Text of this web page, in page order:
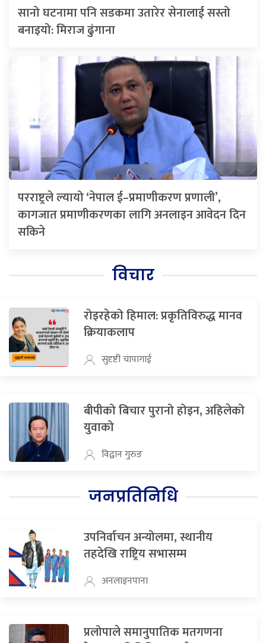
सानो घटनामा पनि सडकमा उतारेर सेनालाई सस्तो
बनाइयो: मिराज ढुंगाना
परराष्ट्रले ल्यायो ‘नेपाल ई–प्रमाणीकरण प्रणाली’,
कागजात प्रमाणीकरणका लागि अनलाइन आवेदन दिन
सकिने
विचार
रोइरहेको हिमाल: प्रकृतिविरुद्ध मानव
क्रियाकलाप
सुदृष्टी चापागाई
बीपीको बिचार पुरानो होइन, अहिलेको
युवाको
विद्वान गुरुङ
जनप्रतिनिधि
उपनिर्वाचन अन्योलमा, स्थानीय
तहदेखि राष्ट्रिय सभासम्म
अनलाइनपाना
प्रलोपाले समानुपातिक मतगणना